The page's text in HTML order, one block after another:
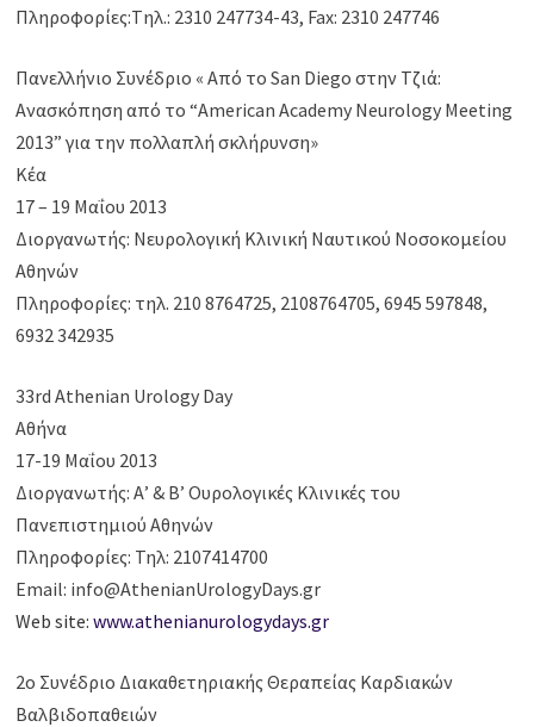
Πληροφορίες:Tηλ.: 2310 247734-43, Fax: 2310 247746
Πανελλήνιο Συνέδριο « Από το San Diego στην Τζιά:
Ανασκόπηση από το “American Academy Neurology Meeting
2013” για την πολλαπλή σκλήρυνση»
Κέα
17 – 19 Μαΐου 2013
Διοργανωτής: Νευρολογική Κλινική Ναυτικού Νοσοκομείου
Αθηνών
Πληροφορίες: τηλ. 210 8764725, 2108764705, 6945 597848,
6932 342935
33rd Athenian Urology Day
Αθήνα
17-19 Μαΐου 2013
Διοργανωτής: Α’ & Β’ Ουρολογικές Κλινικές του
Πανεπιστημιού Αθηνών
Πληροφορίες: Τηλ: 2107414700
Email: info@AthenianUrologyDays.gr
Web site:www.athenianurologydays.gr
2ο Συνέδριο Διακαθετηριακής Θεραπείας Καρδιακών
Βαλβιδοπαθειών